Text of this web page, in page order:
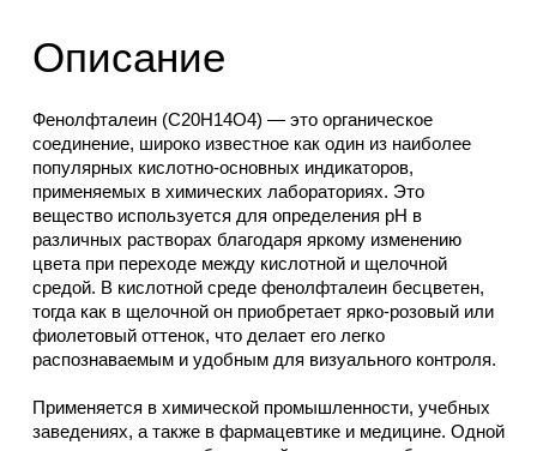
Описание
Фенолфталеин (C20H14O4) — это органическое
соединение, широко известное как один из наиболее
популярных кислотно-основных индикаторов,
применяемых в химических лабораториях. Это
вещество используется для определения pH в
различных растворах благодаря яркому изменению
цвета при переходе между кислотной и щелочной
средой. В кислотной среде фенолфталеин бесцветен,
тогда как в щелочной он приобретает ярко-розовый или
фиолетовый оттенок, что делает его легко
распознаваемым и удобным для визуального контроля.
Применяется в химической промышленности, учебных
заведениях, а также в фармацевтике и медицине. Одной